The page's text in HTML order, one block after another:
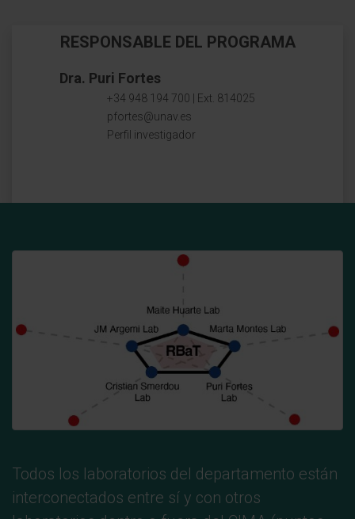
RESPONSABLE DEL PROGRAMA
Dra. Puri Fortes
+34 948 194 700 | Ext. 814025
pfortes@unav.es
Perfil investigador
Todos los laboratorios del departamento están
interconectados entre sí y con otros